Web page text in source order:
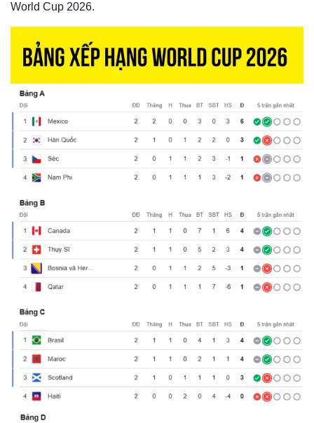
Thế giới
Quan sát
Cuộc sống đó đây
Hồ sơ
Ảnh
E-Magazine
Infographic
World Cup 2026.